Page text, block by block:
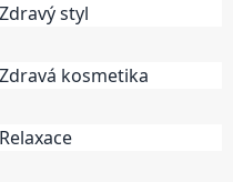
Zdravý styl
Zdravá kosmetika
Relaxace